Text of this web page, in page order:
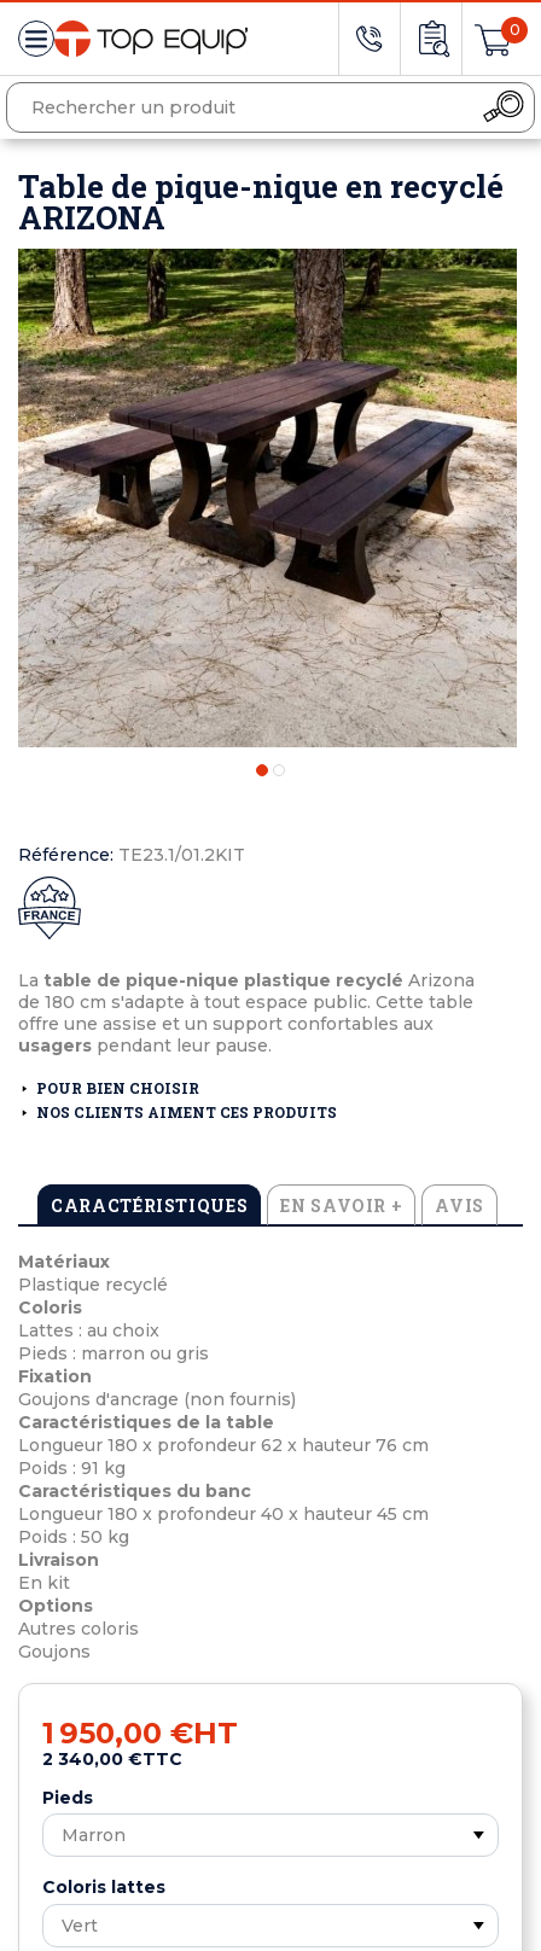
0
Table de pique-nique en recyclé
ARIZONA
Référence: TE23.1/01.2KIT
La table de pique-nique plastique recyclé Arizona
de 180 cm s'adapte à tout espace public. Cette table
offre une assise et un support confortables aux
usagers pendant leur pause.
POUR BIEN CHOISIR
NOS CLIENTS AIMENT CES PRODUITS
CARACTÉRISTIQUES EN SAVOIR + AVIS
Matériaux
Plastique recyclé
Coloris
Lattes : au choix
Pieds : marron ou gris
Fixation
Goujons d'ancrage (non fournis)
Caractéristiques de la table
Longueur 180 x profondeur 62 x hauteur 76 cm
Poids : 91 kg
Caractéristiques du banc
Longueur 180 x profondeur 40 x hauteur 45 cm
Poids : 50 kg
Livraison
En kit
Options
Autres coloris
Goujons
1 950,00 €HT
2 340,00 €TTC
Pieds
Coloris lattes